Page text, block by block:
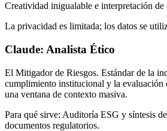
Creatividad inigualable e interpretación de
La privacidad es limitada; los datos se
Claude: Analista Ético
El Mitigador de Riesgos. Estándar de la
cumplimiento institucional y la evaluación
una ventana de contexto masiva.
Para qué sirve: Auditoría ESG y síntesis
documentos regulatorios.